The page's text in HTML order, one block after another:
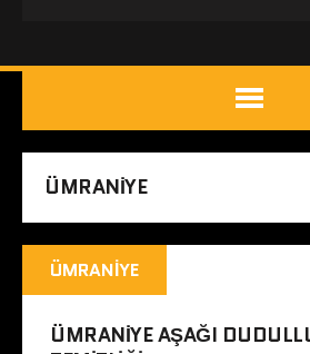
ÜMRANIYE
ÜMRANIYE
ÜMRANIYE AŞAĞI